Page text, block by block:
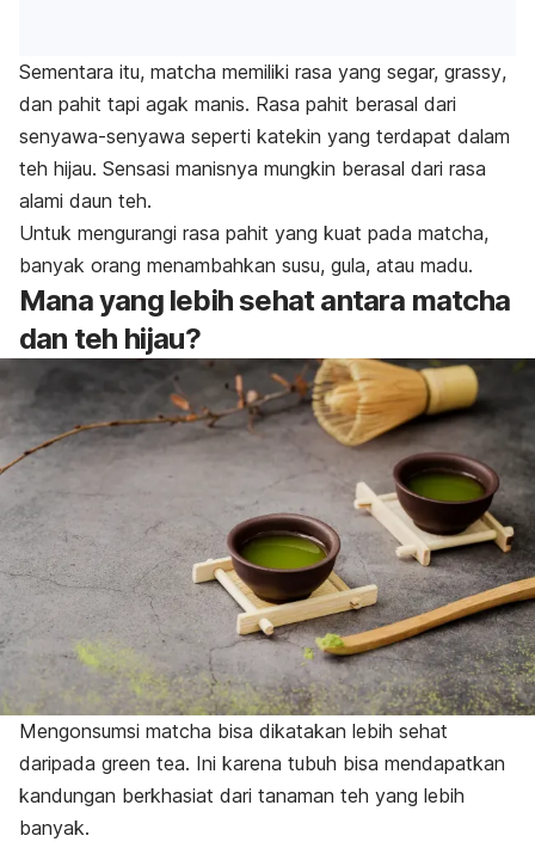
Sementara itu, matcha memiliki rasa yang segar, grassy,
dan pahit tapi agak manis. Rasa pahit berasal dari
senyawa-senyawa seperti katekin yang terdapat dalam
teh hijau. Sensasi manisnya mungkin berasal dari rasa
alami daun teh.
Untuk mengurangi rasa pahit yang kuat pada matcha,
banyak orang menambahkan susu, gula, atau madu.
Mana yang lebih sehat antara matcha
dan teh hijau?
Mengonsumsi matcha bisa dikatakan lebih sehat
daripada green tea. Ini karena tubuh bisa mendapatkan
kandungan berkhasiat dari tanaman teh yang lebih
banyak.